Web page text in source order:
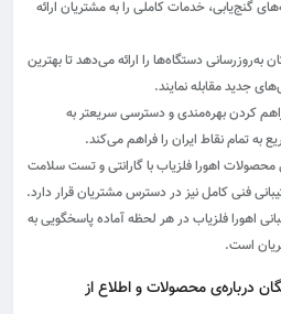
گنج‌یابی، خدمات کاملی را به مشتریان ارائه
به‌روزرسانی دستگاه‌ها را ارائه می‌دهد تا بهترین
جدید مقابله نمایند.
کردن بهره‌مندی و دسترسی سریعتر به
به تمام نقاط ایران را فراهم می‌کند.
محصولات اهورا فلزیاب با گارانتی و تست سلامت
فنی کامل نیز در دسترس مشتریان قرار دارد.
اهورا فلزیاب در هر لحظه آماده پاسخگویی به
است.
درباره‌ی محصولات و اطلاع از